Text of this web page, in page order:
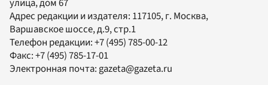
улица, дом 67
Адрес редакции и издателя: 117105, г. Москва,
Варшавское шоссе, д.9, стр.1
Телефон редакции:+7 (495) 785-00-12
Факс:+7 (495) 785-17-01
Электронная почта:gazeta@gazeta.ru